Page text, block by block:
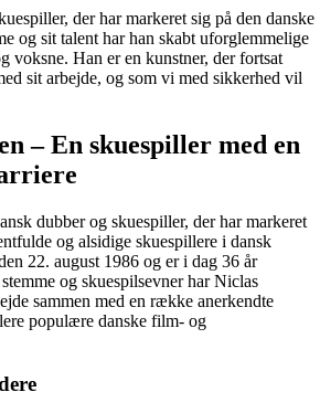
der har markeret sig på den danske
og sit talent har han skabt uforglemmelige
voksne. Han er en kunstner, der fortsat
sit arbejde, og som vi med sikkerhed vil
– En skuespiller med en
dubber og skuespiller, der har markeret
og alsidige skuespillere i dansk
22. august 1986 og er i dag 36 år
og skuespilsevner har Niclas
sammen med en række anerkendte
populære danske film- og